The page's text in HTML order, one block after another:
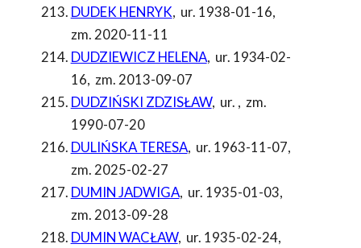
DUDEK HENRYK, ur. 1938-01-16,
zm. 2020-11-11
DUDZIEWICZ HELENA, ur. 1934-02-
16, zm. 2013-09-07
DUDZIŃSKI ZDZISŁAW, ur. , zm.
1990-07-20
DULIŃSKA TERESA, ur. 1963-11-07,
zm. 2025-02-27
DUMIN JADWIGA, ur. 1935-01-03,
zm. 2013-09-28
DUMIN WACŁAW, ur. 1935-02-24,